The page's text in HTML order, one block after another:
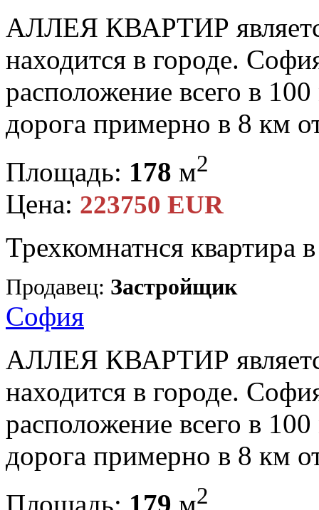
АЛЛЕЯ КВАРТИР
находится в городе.
расположение всего в
дорога примерно в 8 км
Площадь: 178 м2
Цена: 223750 EUR
Трехкомнатнся квартира
Продавец: Застройщик
София
АЛЛЕЯ КВАРТИР
находится в городе.
расположение всего в
дорога примерно в 8 км
2